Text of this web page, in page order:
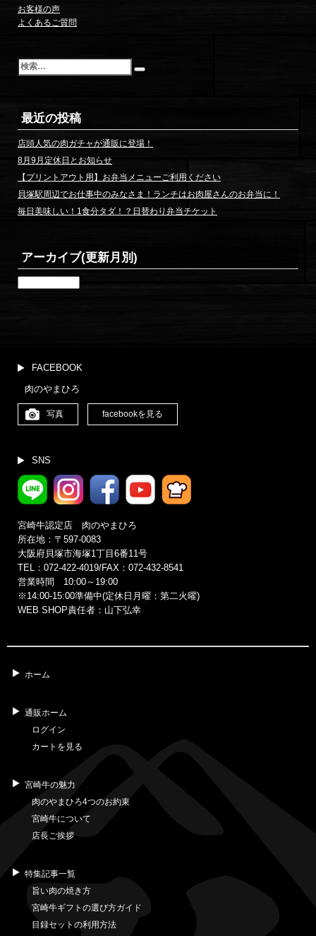
お客様の声
よくあるご質問
最近の投稿
店頭人気の肉ガチャが通販に登場！
8月9月定休日とお知らせ
【プリントアウト用】お弁当メニューご利用ください
貝塚駅周辺でお仕事中のみなさま！ランチはお肉屋さんのお弁当に！
毎日美味しい！1食分タダ！？日替わり弁当チケット
アーカイブ(更新月別)
新
別)
FACEBOOK
肉のやまひろ
写真 facebookを見る
SNS
宮崎牛認定店 肉のやまひろ
所在地：〒597-0083
大阪府貝塚市海塚1丁目6番11号
TEL：072-422-4019/FAX：072-432-8541
営業時間 10:00～19:00
※14:00‐15:00準備中(定休日月曜：第二火曜)
WEB SHOP責任者：山下弘幸
ホーム
通販ホーム
ログイン
カートを見る
宮崎牛の魅力
肉のやまひろ4つのお約束
宮崎牛について
店長ご挨拶
特集記事一覧
旨い肉の焼き方
宮崎牛ギフトの選び方ガイド
目録セットの利用方法